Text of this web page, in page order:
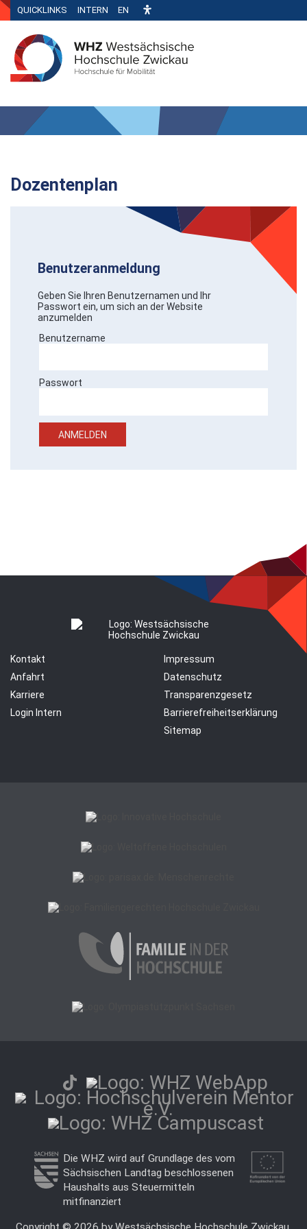
QUICKLINKS INTERN EN
Dozentenplan
Benutzeranmeldung
Geben Sie Ihren Benutzernamen und Ihr
Passwort ein, um sich an der Website
anzumelden
Benutzername
Passwort
Kontakt
Anfahrt
Karriere
Login Intern
Impressum
Datenschutz
Transparenzgesetz
Barrierefreiheitserklärung
Sitemap
Die WHZ wird auf Grundlage des vom
Sächsischen Landtag beschlossenen
Haushalts aus Steuermitteln
mitfinanziert